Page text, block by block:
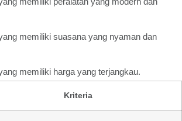
memiliki suasana yang nyaman dan
memiliki harga yang terjangkau.
Kriteria